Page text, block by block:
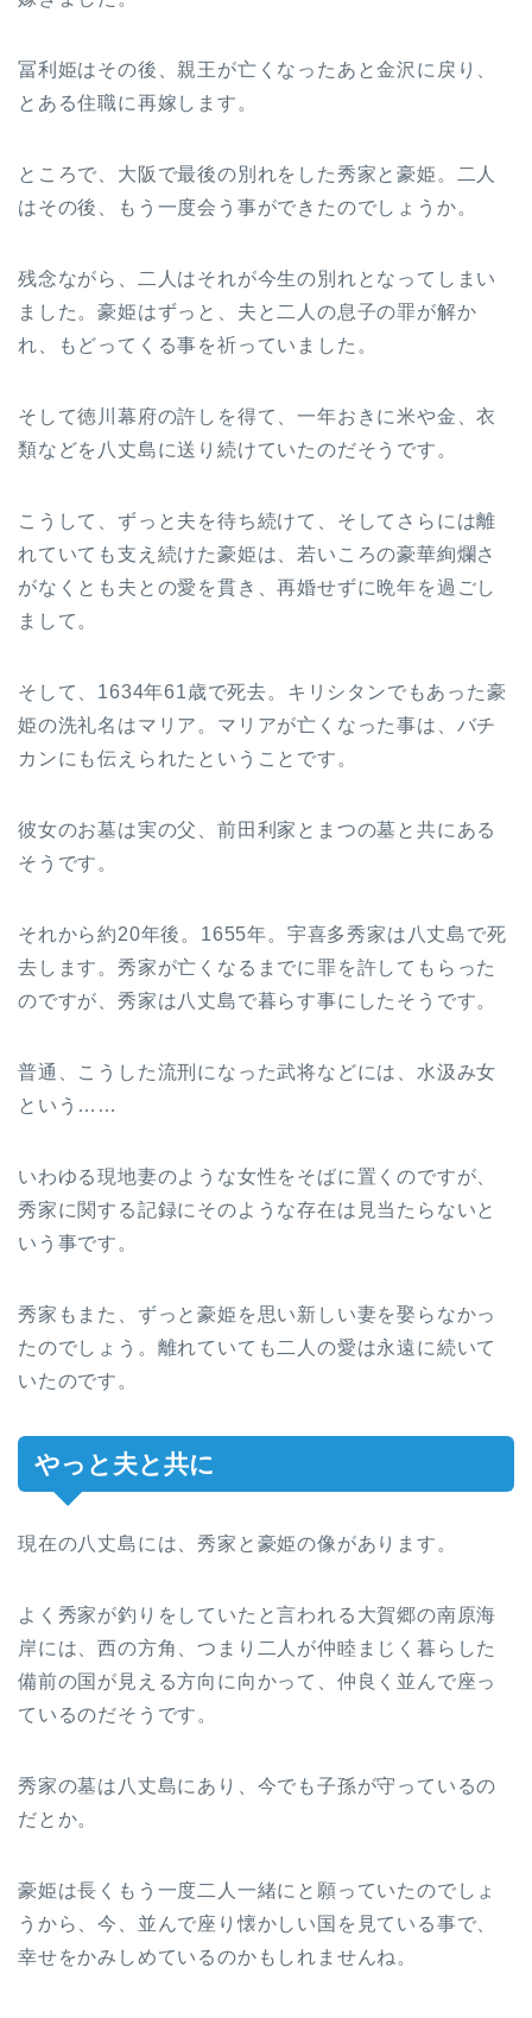
冨利姫はその後、親王が亡くなったあと金沢に戻り、
とある住職に再嫁します。
ところで、大阪で最後の別れをした秀家と豪姫。二人
はその後、もう一度会う事ができたのでしょうか。
残念ながら、二人はそれが今生の別れとなってしまい
ました。豪姫はずっと、夫と二人の息子の罪が解か
れ、もどってくる事を祈っていました。
そして徳川幕府の許しを得て、一年おきに米や金、衣
類などを八丈島に送り続けていたのだそうです。
こうして、ずっと夫を待ち続けて、そしてさらには離
れていても支え続けた豪姫は、若いころの豪華絢爛さ
がなくとも夫との愛を貫き、再婚せずに晩年を過ごし
まして。
そして、1634年61歳で死去。キリシタンでもあった豪
姫の洗礼名はマリア。マリアが亡くなった事は、バチ
カンにも伝えられたということです。
彼女のお墓は実の父、前田利家とまつの墓と共にある
そうです。
それから約20年後。1655年。宇喜多秀家は八丈島で死
去します。秀家が亡くなるまでに罪を許してもらった
のですが、秀家は八丈島で暮らす事にしたそうです。
普通、こうした流刑になった武将などには、水汲み女
という……
いわゆる現地妻のような女性をそばに置くのですが、
秀家に関する記録にそのような存在は見当たらないと
いう事です。
秀家もまた、ずっと豪姫を思い新しい妻を娶らなかっ
たのでしょう。離れていても二人の愛は永遠に続いて
いたのです。
やっと夫と共に
現在の八丈島には、秀家と豪姫の像があります。
よく秀家が釣りをしていたと言われる大賀郷の南原海
岸には、西の方角、つまり二人が仲睦まじく暮らした
備前の国が見える方向に向かって、仲良く並んで座っ
ているのだそうです。
秀家の墓は八丈島にあり、今でも子孫が守っているの
だとか。
豪姫は長くもう一度二人一緒にと願っていたのでしょ
うから、今、並んで座り懐かしい国を見ている事で、
幸せをかみしめているのかもしれませんね。